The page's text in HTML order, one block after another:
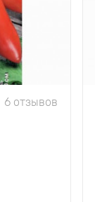
6 отзывов